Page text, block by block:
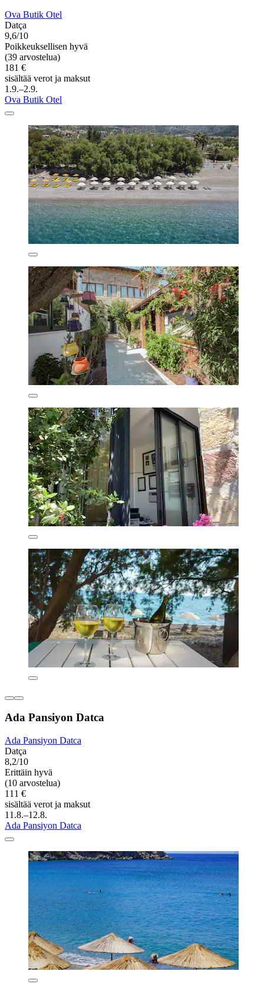
Ova Butik Otel
Datça
9,6/10
Poikkeuksellisen hyvä
(39 arvostelua)
181 €
sisältää verot ja maksut
1.9.–2.9.
Ova Butik Otel
Ada Pansiyon Datca
Ada Pansiyon Datca
Datça
8,2/10
Erittäin hyvä
(10 arvostelua)
111 €
sisältää verot ja maksut
11.8.–12.8.
Ada Pansiyon Datca